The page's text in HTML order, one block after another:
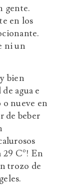
gente.
en los
ni un
bien
agua e
nueve en
de beber
29 Cº! En
trozo de